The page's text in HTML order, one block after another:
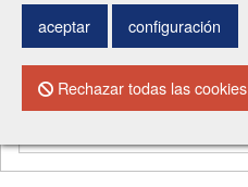
aceptar configuración
Rechazar todas las cookies
Menu